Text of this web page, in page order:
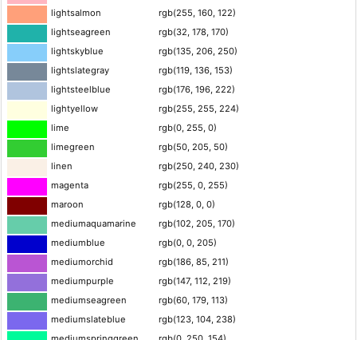
lightsalmon
rgb(255, 160, 122)
lightseagreen
rgb(32, 178, 170)
lightskyblue
rgb(135, 206, 250)
lightslategray
rgb(119, 136, 153)
lightsteelblue
rgb(176, 196, 222)
lightyellow
rgb(255, 255, 224)
lime
rgb(0, 255, 0)
limegreen
rgb(50, 205, 50)
linen
rgb(250, 240, 230)
magenta
rgb(255, 0, 255)
maroon
rgb(128, 0, 0)
mediumaquamarine
rgb(102, 205, 170)
mediumblue
rgb(0, 0, 205)
mediumorchid
rgb(186, 85, 211)
mediumpurple
rgb(147, 112, 219)
mediumseagreen
rgb(60, 179, 113)
mediumslateblue
rgb(123, 104, 238)